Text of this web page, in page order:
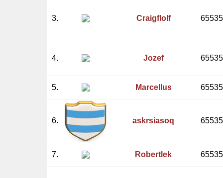
3. Craigflolf 65535
4. Jozef 65535
5. Marcellus 65535
6. askrsiasoq 65535
7. Robertlek 65535